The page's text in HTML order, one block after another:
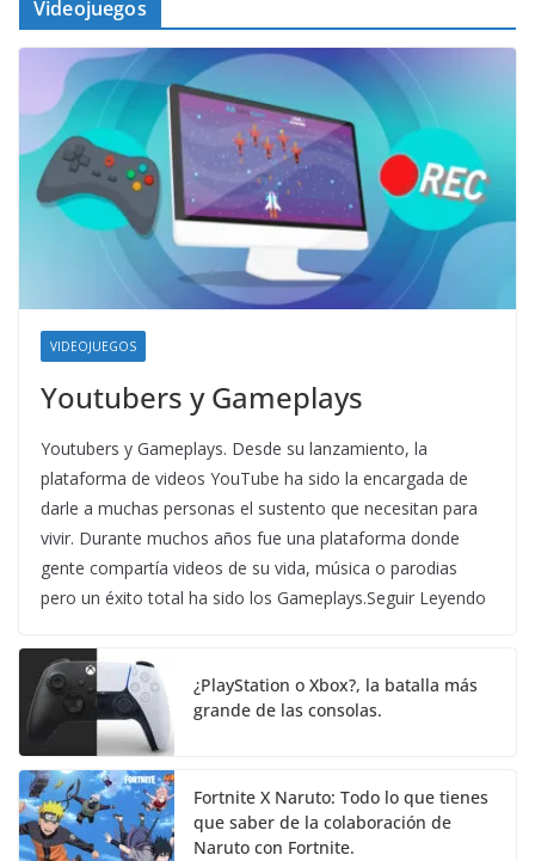
Videojuegos
VIDEOJUEGOS
Youtubers y Gameplays
Youtubers y Gameplays. Desde su lanzamiento, la
plataforma de videos YouTube ha sido la encargada de
darle a muchas personas el sustento que necesitan para
vivir. Durante muchos años fue una plataforma donde
gente compartía videos de su vida, música o parodias
pero un éxito total ha sido los Gameplays.Seguir Leyendo
¿PlayStation o Xbox?, la batalla más
grande de las consolas.
Fortnite X Naruto: Todo lo que tienes
que saber de la colaboración de
Naruto con Fortnite.